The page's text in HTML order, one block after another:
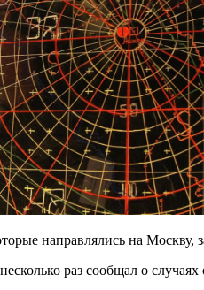
направлялись на Москву,
раз сообщал о